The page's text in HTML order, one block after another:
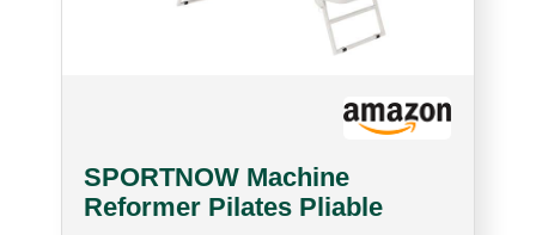
SPORTNOW Machine
Reformer Pilates Pliable